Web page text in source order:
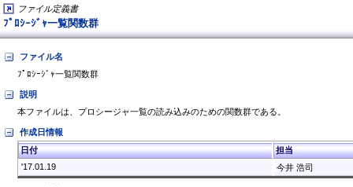
ファイル定義書
ﾌﾟﾛｼｰｼﾞｬ一覧関数群
ファイル名
ﾌﾟﾛｼｰｼﾞｬ一覧関数群
説明
作成日情報
日付
担当
'17.01.19
今井 浩司